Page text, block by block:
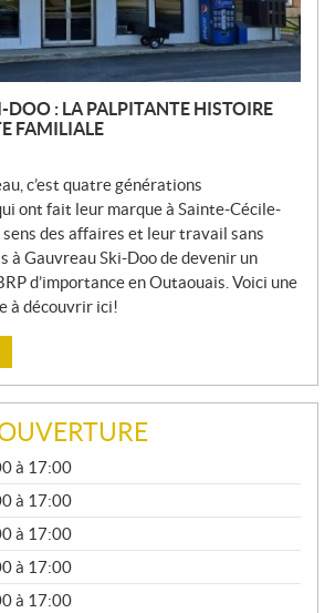
DOO : LA PALPITANTE HISTOIRE
FAMILIALE
c’est quatre générations
ont fait leur marque à Sainte-Cécile-
des affaires et leur travail sans
à Gauvreau Ski-Doo de devenir un
d’importance en Outaouais. Voici une
à découvrir ici!
à 17:00
à 17:00
à 17:00
à 17:00
à 17:00